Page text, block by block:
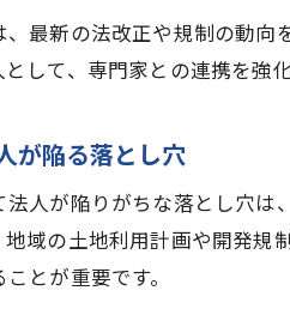
、最新の法改正や規制の動
して、専門家との連携を強
が陥る落とし穴
人が陥りがちな落とし穴
地域の土地利用計画や開発
とが重要です。